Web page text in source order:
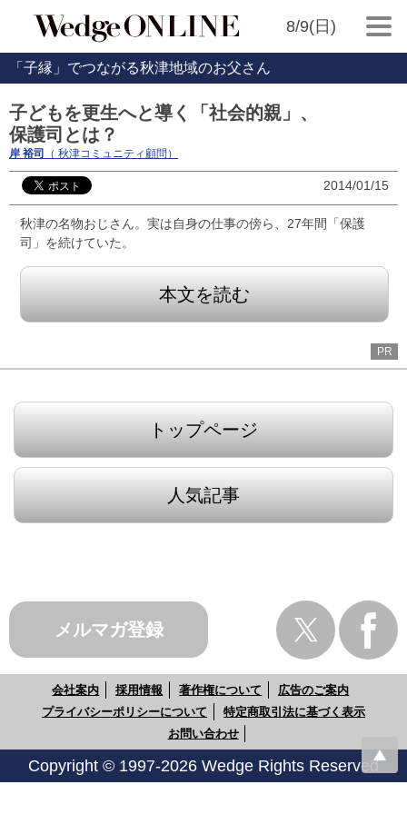
8/9(日)
「子縁」でつながる秋津地域のお父さん
子どもを更生へと導く「社会的親」、
保護司とは？
岸 裕司 （ 秋津コミュニティ顧問）
2014/01/15
秋津の名物おじさん。実は自身の仕事の傍ら、27年間「保護
司」を続けていた。
本文を読む
PR
トップページ
人気記事
メルマガ登録
会社案内 採用情報 著作権について
広告のご案内
プライバシーポリシーについて
特定商取引法に基づく表示
お問い合わせ
Copyright © 1997-2026 Wedge Rights Reserved